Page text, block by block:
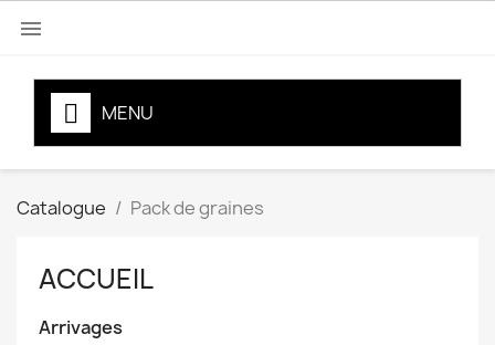

MENU
Catalogue Pack de graines
ACCUEIL
Arrivages